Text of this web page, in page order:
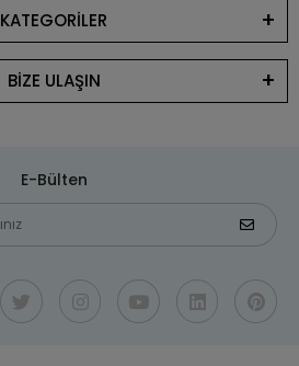
KATEGORİLER
BİZE ULAŞIN
E-Bülten